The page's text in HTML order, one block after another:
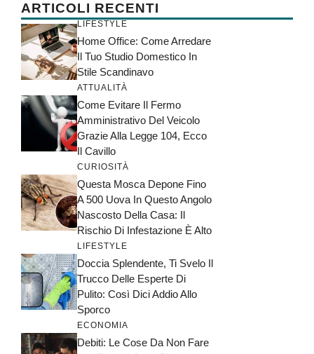
ARTICOLI RECENTI
LIFESTYLE
Home Office: Come Arredare
Il Tuo Studio Domestico In
Stile Scandinavo
ATTUALITÀ
Come Evitare Il Fermo
Amministrativo Del Veicolo
Grazie Alla Legge 104, Ecco
Il Cavillo
CURIOSITÀ
Questa Mosca Depone Fino
A 500 Uova In Questo Angolo
Nascosto Della Casa: Il
Rischio Di Infestazione È Alto
LIFESTYLE
Doccia Splendente, Ti Svelo Il
Trucco Delle Esperte Di
Pulito: Così Dici Addio Allo
Sporco
ECONOMIA
Debiti: Le Cose Da Non Fare